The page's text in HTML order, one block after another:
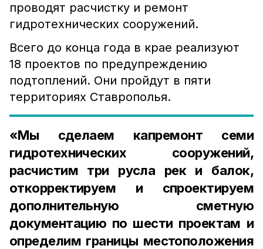
проводят расчистку и ремонт
гидротехнических сооружений.
Всего до конца года в крае реализуют
18 проектов по предупреждению
подтоплений. Они пройдут в пяти
территориях Ставрополья.
«Мы сделаем капремонт семи
гидротехнических сооружений,
расчистим три русла рек и балок,
откорректируем и спроектируем
дополнительную сметную
документацию по шести проектам и
определим границы местоположения